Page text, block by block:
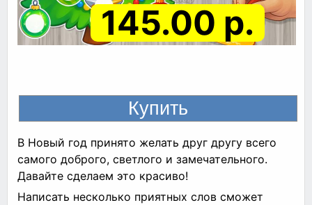
145.00 р.
В Новый год принято желать друг другу всего
самого доброго, светлого и замечательного.
Давайте сделаем это красиво!
Написать несколько приятных слов сможет